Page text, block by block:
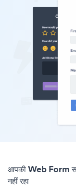
आपकी Web Form
नहीं रहा